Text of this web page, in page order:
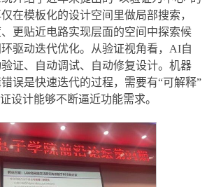
在模板化的设计空间里做局部搜索，
更贴近电路实现层面的空间中探索候
驱动迭代优化。从验证视角看，AI自
证、自动调试、自动修复设计。机器
误是快速迭代的过程，需要有“可解释”
设计能够不断逼近功能需求。